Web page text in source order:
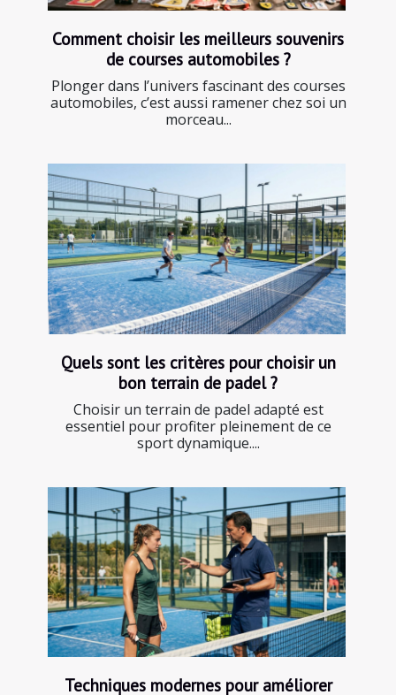
Comment choisir les meilleurs souvenirs
de courses automobiles ?
Plonger dans l’univers fascinant des courses
automobiles, c’est aussi ramener chez soi un
morceau...
Quels sont les critères pour choisir un
bon terrain de padel ?
Choisir un terrain de padel adapté est
essentiel pour profiter pleinement de ce
sport dynamique....
Techniques modernes pour améliorer